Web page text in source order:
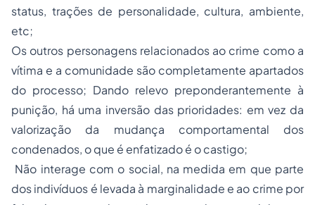
status, trações de personalidade, cultura, ambiente,
etc;
Os outros personagens relacionados ao crime como a
vítima e a comunidade são completamente apartados
do processo; Dando relevo preponderantemente à
punição, há uma inversão das prioridades: em vez da
valorização da mudança comportamental dos
condenados, o que é enfatizado é o castigo;
Não interage com o social, na medida em que parte
dos indivíduos é levada à marginalidade e ao crime por